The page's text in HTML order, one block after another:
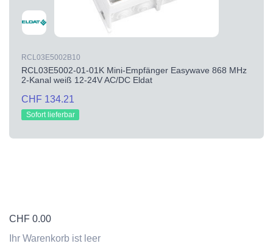
RCL03E5002B10
RCL03E5002-01-01K Mini-Empfänger Easywave 868 MHz
2-Kanal weiß 12-24V AC/DC Eldat
CHF 134.21
Sofort lieferbar
CHF 0.00
Ihr Warenkorb ist leer